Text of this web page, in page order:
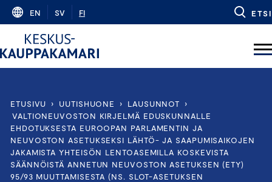
Skip
content
EN SV FI ETSI
ETUSIVU › UUTISHUONE › LAUSUNNOT
›
VALTIONEUVOSTON KIRJELMÄ EDUSKUNNALLE
EHDOTUKSESTA EUROOPAN PARLAMENTIN JA
NEUVOSTON ASETUKSEKSI LÄHTÖ- JA SAAPUMISAIKOJEN
JAKAMISTA YHTEISÖN LENTOASEMILLA KOSKEVISTA
SÄÄNNÖISTÄ ANNETUN NEUVOSTON ASETUKSEN (ETY)
95/93 MUUTTAMISESTA (NS. SLOT-ASETUKSEN